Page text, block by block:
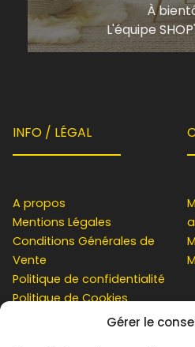
Gérer le
À
L'équipe SHOP
INFO / LÉGAL
A propos
Mentions Légales
Conditions Générales de
Vente
Politique de confidentialité
Politique de Cookies